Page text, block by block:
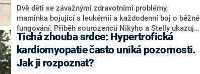
Dvě děti se závažnými zdravotními problémy,
maminka bojující s leukémií a každodenní boj o běžné
fungování. Příběh sourozenců Nikyho a Stelly ukazuje,
jak náročný může být život rodiny, která zůstala na vše
sama. Prostřednictvím sbírky na platformě Donio se
nyní blízcí snaží rodině pomoci zvládnout nejtěžší
období.
Tichá zhouba srdce: Hypertrofická
kardiomyopatie často uniká pozornosti.
Jak ji rozpoznat?